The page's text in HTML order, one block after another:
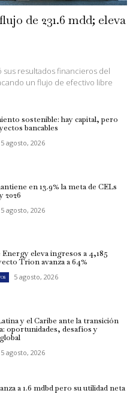
de 231.6 mdd; eleva
sus resultados financieros del
un flujo de efectivo libre
sostenible: hay capital, pero
bancables
5 agosto, 2026
en 13.9% la meta de CELs
2026
5 agosto, 2026
eleva ingresos a 4,185
Trion avanza a 64%
5 agosto, 2026
y el Caribe ante la transición
oportunidades, desafíos y
5 agosto, 2026
a 1.6 mdbd pero su utilidad neta